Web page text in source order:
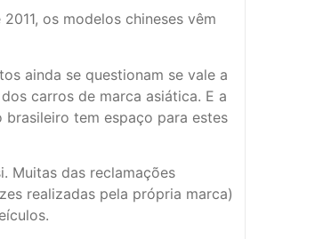
os modelos chineses vêm
ainda se questionam se vale a
carros de marca asiática. E a
tem espaço para estes
Muitas das reclamações
realizadas pela própria marca)